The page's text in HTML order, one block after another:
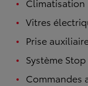
Vitres
Prise
Système
Commandes